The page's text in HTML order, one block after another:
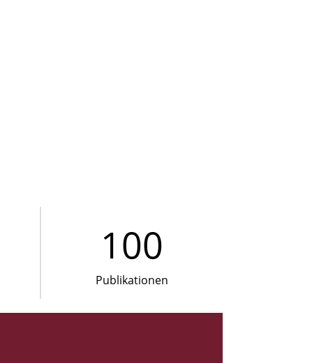
100
Publikationen